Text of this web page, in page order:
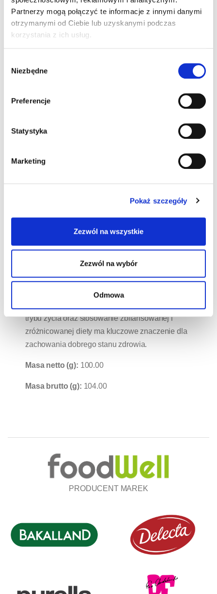
Partnerzy mogą połączyć te informacje z innymi danymi
otrzymanymi od Ciebie lub uzyskanymi podczas
korzystania z ich usług.
zgody
Niezbędne
Preferencje
Statystyka
Marketing
Pokaż szczegóły
Zezwól na wszystkie
Zezwól na wybór
Odmowa
PYSZNE OWOCE, BEZ DODATKU
KONSERWANTÓW Ciemna barwa suszonych
konserwujących. To gwarancja przyjemnego
wyjatkowy smak i funkcjonalność- wzbogacone
GBI-30, 6068, witaminą D3 i cynkiem, które
układu odpornościowego. DLACZEGO WARTO?
oraz cynku. - Smak i wygoda: idealna przekąska
naturalnie występujące cukry. SPRÓBUJ I
PROSTE! Źródło witaminy D. Źródło cynku. Cynk
i witamina D pomagają w prawidłowym
funkcjonowaniu układu odpornościowego.
Korzystne działanie występuje w przypadku
trybu życia oraz stosowanie zbilansowanej i
zróżnicowanej diety ma kluczowe znaczenie dla
zachowania dobrego stanu zdrowia.
Masa netto (g): 100.00
Masa brutto (g): 104.00
PRODUCENT MAREK